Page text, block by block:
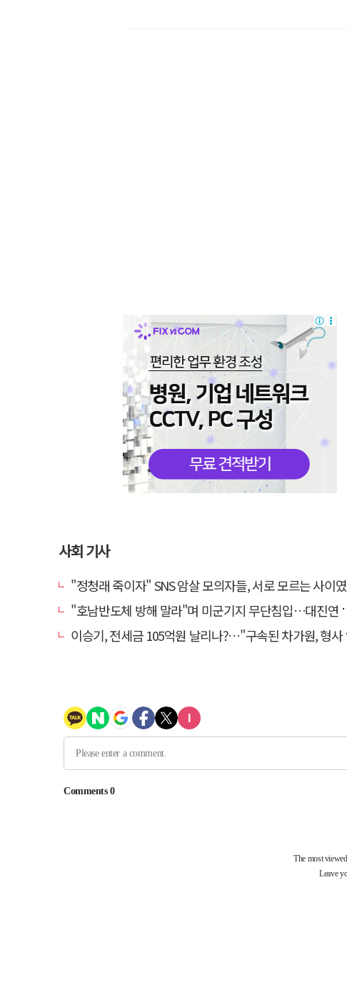
사회 기사
"정청래 죽이자" SNS 암살 모의자들, 서로 모르는 사이였다…檢송치
"호남반도체 방해 말라"며 미군기지 무단침입…대진연 회원 3명 '구속'
이승기, 전세금 105억원 날리나?…"구속된 차가원, 형사 범죄 영역"